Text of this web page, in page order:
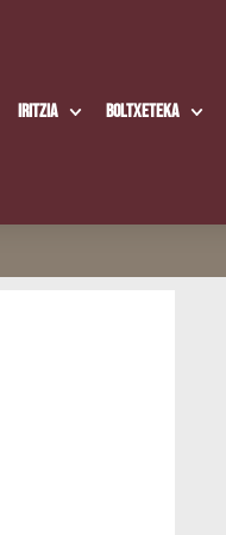
Iritzia Boltxe­te­ka